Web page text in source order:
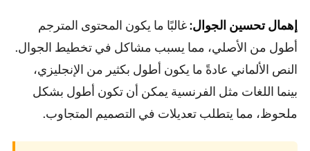
إهمال تحسين الجوال:غالبًا ما يكون المحتوى المترجم
أطول من الأصلي، مما يسبب مشاكل في تخطيط الجوال.
النص الألماني عادةً ما يكون أطول بكثير من الإنجليزي،
بينما اللغات مثل الفرنسية يمكن أن تكون أطول بشكل
ملحوظ، مما يتطلب تعديلات في التصميم المتجاوب.